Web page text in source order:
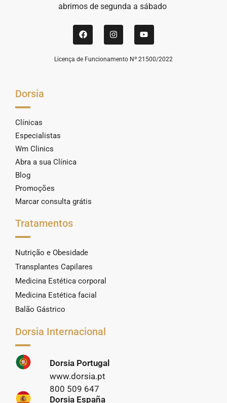
abrimos de segunda a sábado
Licença de Funcionamento Nº 21500/2022
Dorsia
Clínicas
Especialistas
Wm Clinics
Abra a sua Clínica
Blog
Promoções
Marcar consulta grátis
Tratamentos
Nutrição e Obesidade
Transplantes Capilares
Medicina Estética corporal
Medicina Estética facial
Balão Gástrico
Dorsia Internacional
Dorsia Portugal
www.dorsia.pt
800 509 647
Dorsia España